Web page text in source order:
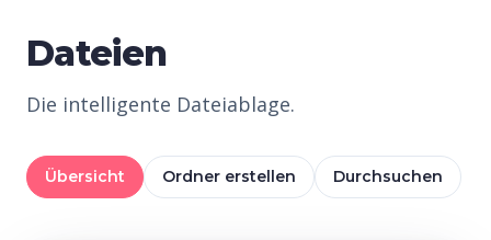
Dateien
Die intelligente Dateiablage.
Übersicht Ordner erstellen Durchsuchen